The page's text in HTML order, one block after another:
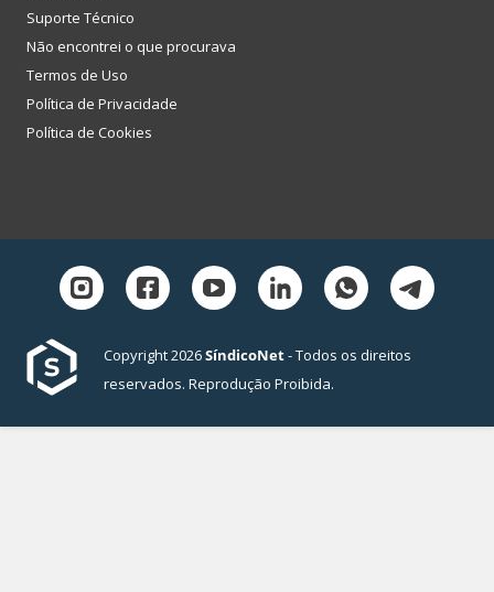
Suporte Técnico
Não encontrei o que procurava
Termos de Uso
Política de Privacidade
Política de Cookies
Copyright 2026SíndicoNet- Todos os direitos
reservados. Reprodução Proibida.